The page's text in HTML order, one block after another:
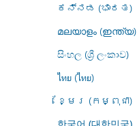
ಕನ್ನಡ (ಭಾರತ)
മലയാളം (ഇന്ത്യ)
සිංහල (ශ්‍රී ලංකාව)
ไทย (ไทย)
ខ្មែរ (កម្ពុជា)